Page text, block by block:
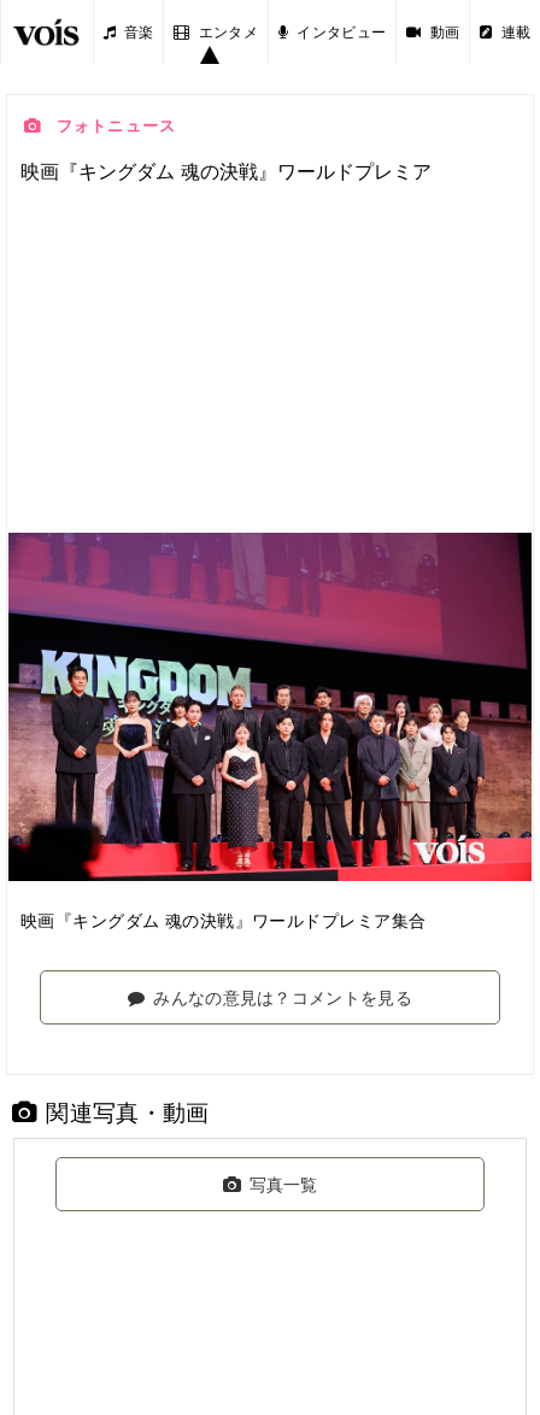
音楽 エンタメ インタビュー 動画 連載
フォトニュース
映画『キングダム 魂の決戦』ワールドプレミア
映画『キングダム 魂の決戦』ワールドプレミア集合
みんなの意見は？コメントを見る
関連写真・動画
写真一覧